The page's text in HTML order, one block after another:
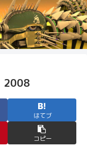
2008
はてブ
コピー